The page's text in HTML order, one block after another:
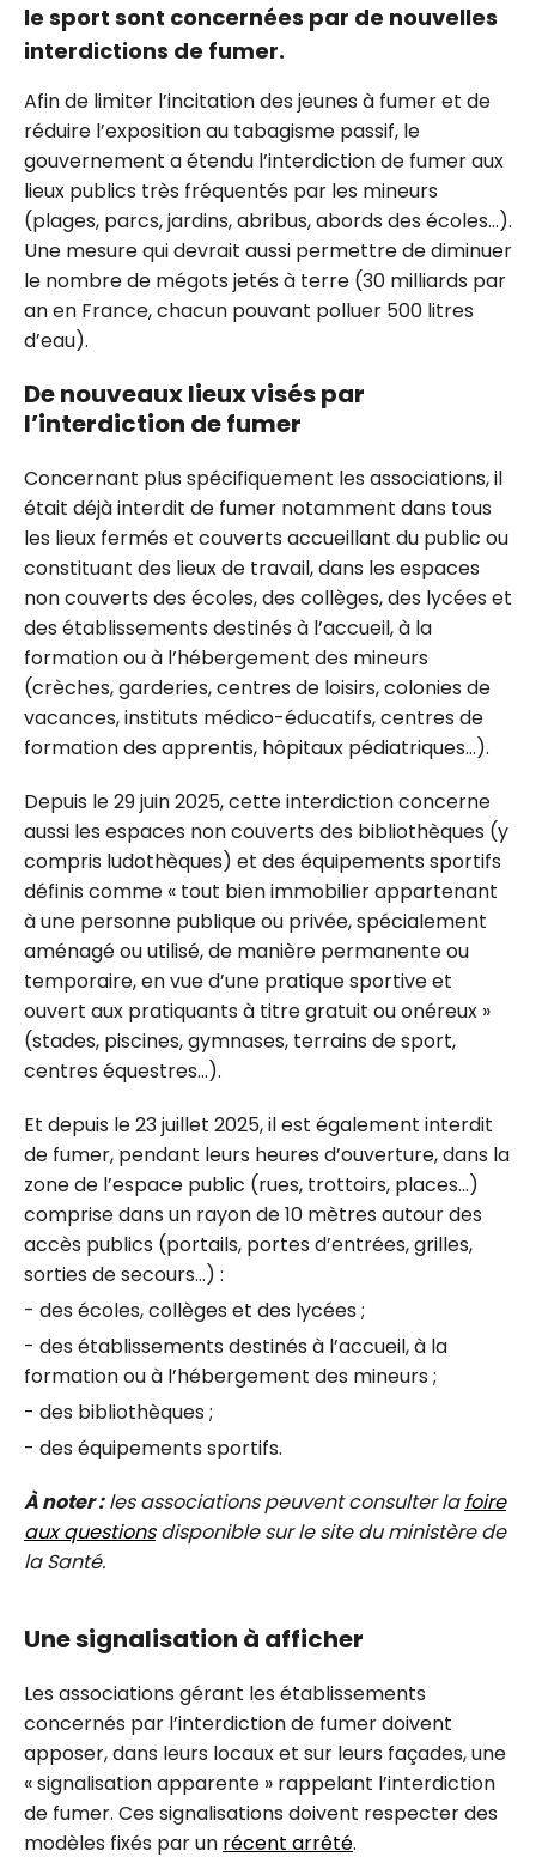
le sport sont concernées par de nouvelles
interdictions de fumer.
Afin de limiter l’incitation des jeunes à fumer et de
réduire l’exposition au tabagisme passif, le
gouvernement a étendu l’interdiction de fumer aux
lieux publics très fréquentés par les mineurs
(plages, parcs, jardins, abribus, abords des écoles…).
Une mesure qui devrait aussi permettre de diminuer
le nombre de mégots jetés à terre (30 milliards par
an en France, chacun pouvant polluer 500 litres
d’eau).
De nouveaux lieux visés par
l’interdiction de fumer
Concernant plus spécifiquement les associations, il
était déjà interdit de fumer notamment dans tous
les lieux fermés et couverts accueillant du public ou
constituant des lieux de travail, dans les espaces
non couverts des écoles, des collèges, des lycées et
des établissements destinés à l’accueil, à la
formation ou à l’hébergement des mineurs
(crèches, garderies, centres de loisirs, colonies de
vacances, instituts médico-éducatifs, centres de
formation des apprentis, hôpitaux pédiatriques…).
Depuis le 29 juin 2025, cette interdiction concerne
aussi les espaces non couverts des bibliothèques (y
compris ludothèques) et des équipements sportifs
définis comme « tout bien immobilier appartenant
à une personne publique ou privée, spécialement
aménagé ou utilisé, de manière permanente ou
temporaire, en vue d’une pratique sportive et
ouvert aux pratiquants à titre gratuit ou onéreux »
(stades, piscines, gymnases, terrains de sport,
centres équestres...).
Et depuis le 23 juillet 2025, il est également interdit
de fumer, pendant leurs heures d’ouverture, dans la
zone de l’espace public (rues, trottoirs, places…)
comprise dans un rayon de 10 mètres autour des
accès publics (portails, portes d’entrées, grilles,
sorties de secours…) :
- des écoles, collèges et des lycées ;
- des établissements destinés à l’accueil, à la
formation ou à l’hébergement des mineurs ;
- des bibliothèques ;
- des équipements sportifs.
À noter :les associations peuvent consulter lafoire
aux questionsdisponible sur le site du ministère de
la Santé.
Une signalisation à afficher
Les associations gérant les établissements
concernés par l’interdiction de fumer doivent
apposer, dans leurs locaux et sur leurs façades, une
« signalisation apparente » rappelant l’interdiction
de fumer. Ces signalisations doivent respecter des
modèles fixés par un récent arrêté.